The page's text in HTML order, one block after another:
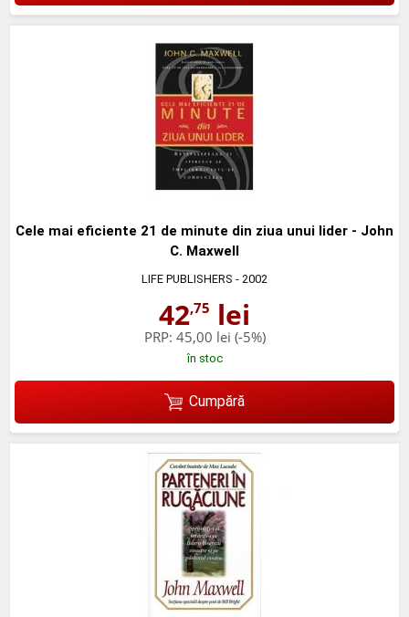
Cele mai eficiente 21 de minute din ziua unui lider - John
C. Maxwell
LIFE PUBLISHERS - 2002
42,75 lei
PRP: 45,00 lei (-5%)
în stoc
Cumpără